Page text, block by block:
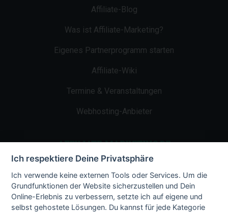
Affiliate-Blog
Was ist Affiliate-Marketing?
Eigenes Partnerprogramm starten
Affiliate-Wiki
Termine & Veranstaltungen
Webhosting-Anbieter
AFFILIATE-MARKETING.DE
Impressum
Kontakt
Ich respektiere Deine Privatsphäre
Ich verwende keine externen Tools oder Services. Um die
Grundfunktionen der Website sicherzustellen und Dein
Online-Erlebnis zu verbessern, setzte ich auf eigene und
selbst gehostete Lösungen. Du kannst für jede Kategorie